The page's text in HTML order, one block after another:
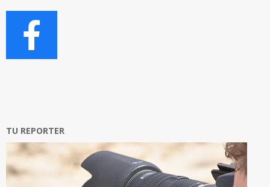
TU REPORTER